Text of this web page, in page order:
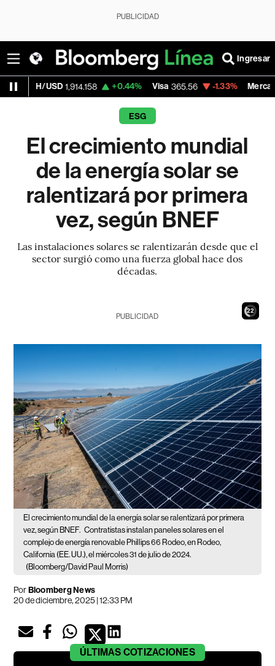
PUBLICIDAD
Ingresar
1,914.158 +0.44% Visa 365.56 -1.33% MercadoLibre
ESG
El crecimiento mundial
de la energía solar se
ralentizará por primera
vez, según BNEF
Las instalaciones solares se ralentizarán desde que el
sector surgió como una fuerza global hace dos
décadas.
20
PUBLICIDAD
El crecimiento mundial de la energía solar se ralentizará por primera
vez, según BNEF. Contratistas instalan paneles solares en el
complejo de energía renovable Phillips 66 Rodeo, en Rodeo,
California (EE. UU.), el miércoles 31 de julio de 2024.
(Bloomberg/David Paul Morris)
PorBloomberg News
20 de diciembre, 2025 | 12:33 PM
ÚLTIMAS COTIZACIONES